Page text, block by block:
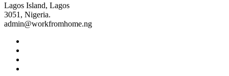
Lagos Island, Lagos
3051, Nigeria.
admin@workfromhome.ng